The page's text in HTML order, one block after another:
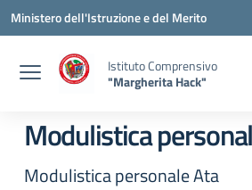
Vai ai contenuti
Vai al menu di navigazione
Vai al footer
Ministero dell'Istruzione e del Merito
Istituto Comprensivo
"Margherita Hack"
Modulistica
Modulistica personale Ata